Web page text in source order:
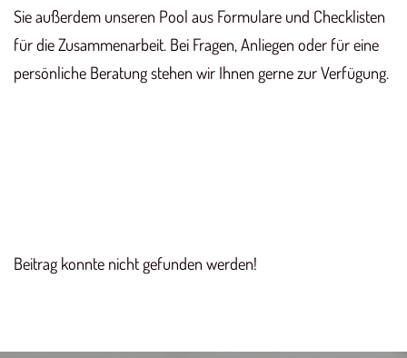
Sie außerdem unseren Pool aus Formulare und Checklisten
für die Zusammenarbeit. Bei Fragen, Anliegen oder für eine
persönliche Beratung stehen wir Ihnen gerne zur Verfügung.
Beitrag konnte nicht gefunden werden!